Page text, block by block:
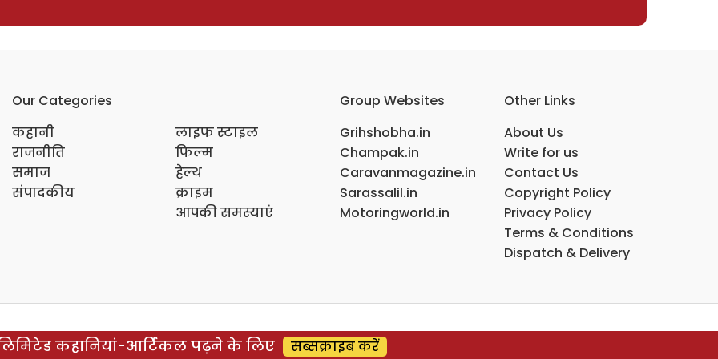
Our Categories
कहानी
राजनीति
समाज
संपादकीय
लाइफ स्टाइल
फिल्म
हेल्थ
क्राइम
आपकी समस्याएं
Group Websites
Grihshobha.in
Champak.in
Caravanmagazine.in
Sarassalil.in
Motoringworld.in
Other Links
About Us
Write for us
Contact Us
Copyright Policy
Privacy Policy
Terms & Conditions
Dispatch & Delivery
कहानियां-आर्टिकल पढ़ने के लिए सब्सक्राइब करें